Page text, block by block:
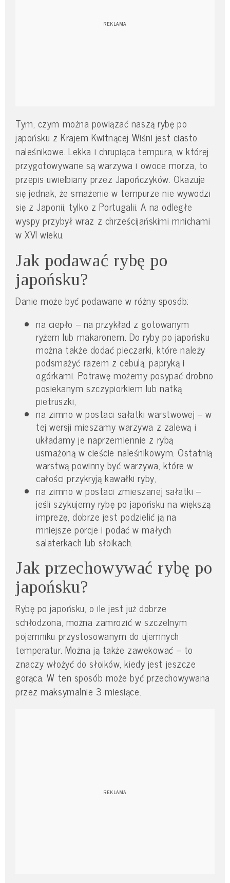
Tym, czym można powiązać naszą rybę po
japońsku z Krajem Kwitnącej Wiśni jest ciasto
naleśnikowe. Lekka i chrupiąca tempura, w której
przygotowywane są warzywa i owoce morza, to
przepis uwielbiany przez Japończyków. Okazuje
się jednak, że smażenie w tempurze nie wywodzi
się z Japonii, tylko z Portugalii. A na odległe
wyspy przybył wraz z chrześcijańskimi mnichami
w XVI wieku.
Jak podawać rybę po
japońsku?
Danie może być podawane w różny sposób:
na ciepło – na przykład z gotowanym
ryżem lub makaronem. Do ryby po japońsku
można także dodać pieczarki, które należy
podsmażyć razem z cebulą, papryką i
ogórkami. Potrawę możemy posypać drobno
posiekanym szczypiorkiem lub natką
pietruszki,
na zimno w postaci sałatki warstwowej – w
tej wersji mieszamy warzywa z zalewą i
układamy je naprzemiennie z rybą
usmażoną w cieście naleśnikowym. Ostatnią
warstwą powinny być warzywa, które w
całości przykryją kawałki ryby,
na zimno w postaci zmieszanej sałatki –
jeśli szykujemy rybę po japońsku na większą
imprezę, dobrze jest podzielić ją na
mniejsze porcje i podać w małych
salaterkach lub słoikach.
Jak przechowywać rybę po
japońsku?
Rybę po japońsku, o ile jest już dobrze
schłodzona, można zamrozić w szczelnym
pojemniku przystosowanym do ujemnych
temperatur. Można ją także zawekować – to
znaczy włożyć do słoików, kiedy jest jeszcze
gorąca. W ten sposób może być przechowywana
przez maksymalnie 3 miesiące.